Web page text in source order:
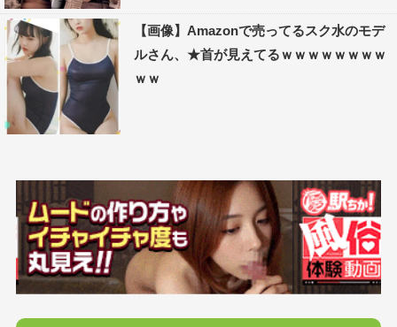
【画像】Amazonで売ってるスク水のモデ
ルさん、★首が見えてるｗｗｗｗｗｗｗｗ
ｗｗ